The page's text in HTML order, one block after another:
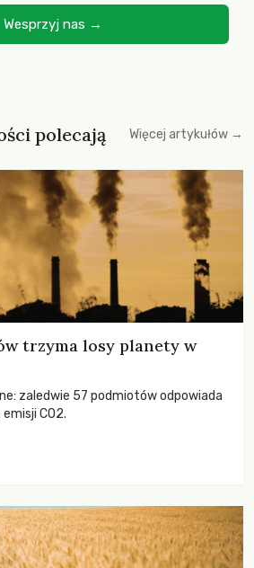
Wesprzyj nas →
polecają Więcej artykułów →
trzyma losy planety w
zaledwie 57 podmiotów odpowiada
CO2.